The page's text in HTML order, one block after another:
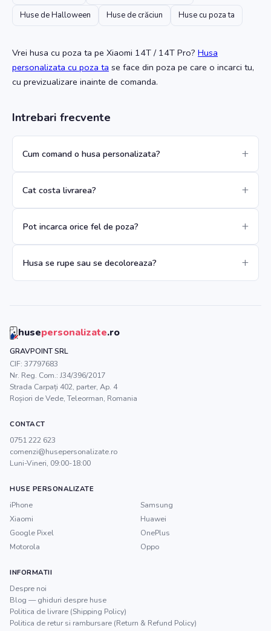
Huse de Halloween
Huse de crăciun Huse cu poza ta
Vrei husa cu poza ta pe Xiaomi 14T / 14T Pro? Husa
personalizata cu poza ta se face din poza pe care o incarci tu,
cu previzualizare inainte de comanda.
Intrebari frecvente
Cum comand o husa personalizata?
Cat costa livrarea?
Pot incarca orice fel de poza?
Husa se rupe sau se decoloreaza?
husepersonalizate.ro
GRAVPOINT SRL
CIF: 37797683
Nr. Reg. Com.: J34/396/2017
Strada Carpați 402, parter, Ap. 4
Roșiori de Vede,Teleorman, Romania
CONTACT
0751 222 623
comenzi@husepersonalizate.ro
Luni-Vineri, 09:00-18:00
HUSE PERSONALIZATE
iPhone
Samsung
Xiaomi
Huawei
Google Pixel
OnePlus
Motorola
Oppo
INFORMATII
Despre noi
Blog — ghiduri despre huse
Politica de livrare (Shipping Policy)
Politica de retur si rambursare (Return & Refund Policy)